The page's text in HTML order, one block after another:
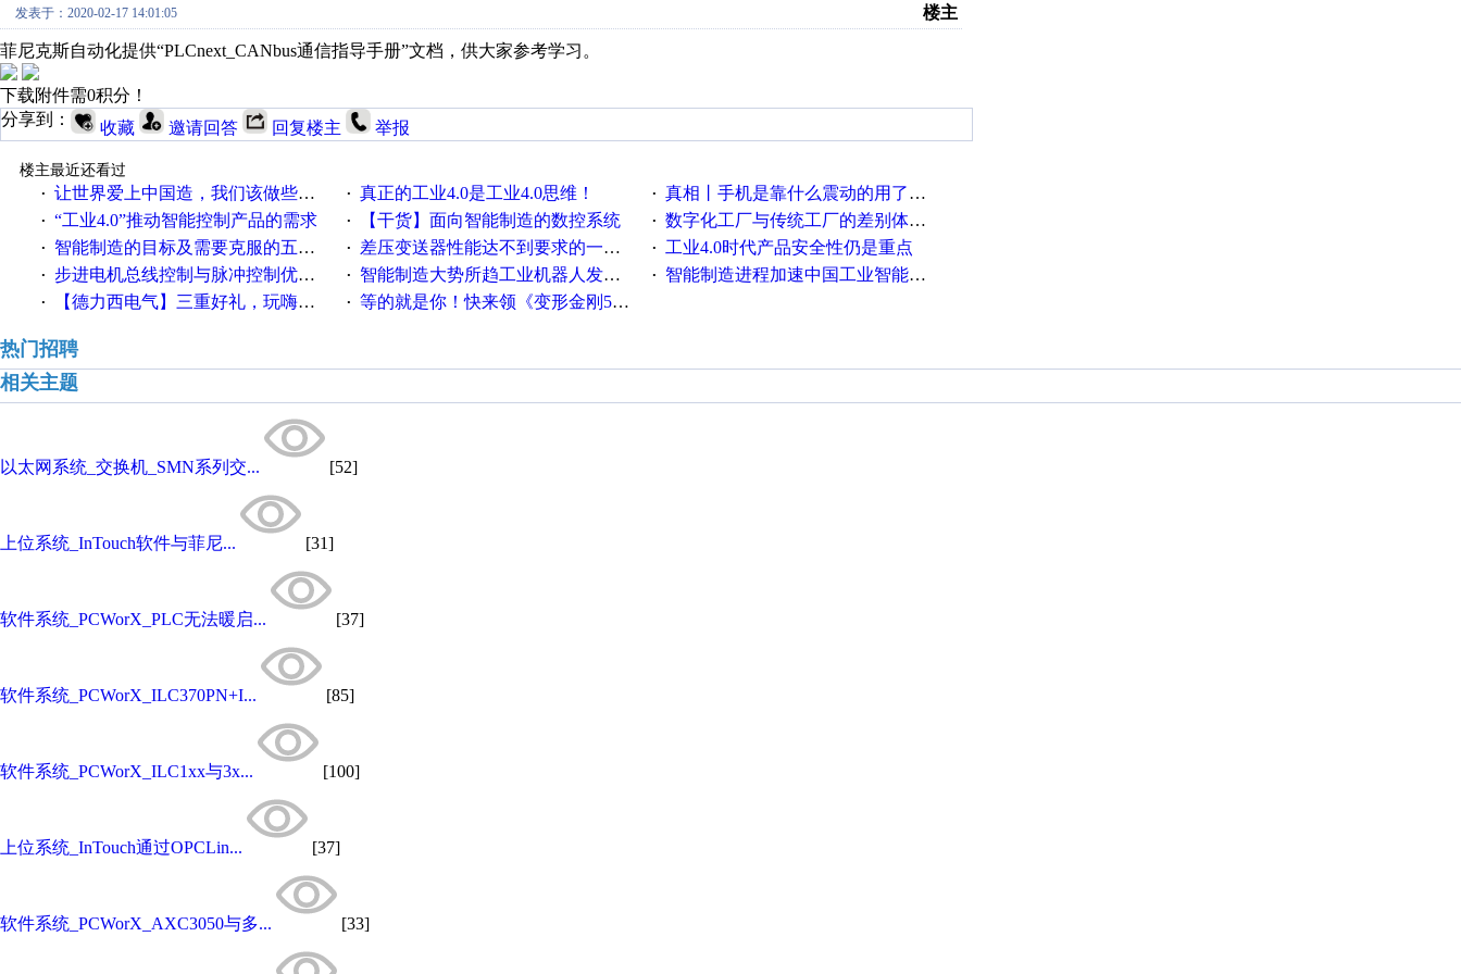
发表于：2020-02-17 14:01:05 楼主
菲尼克斯自动化提供“PLCnext_CANbus通信指导手册”文档，供大家参考学习。
下载附件需0积分！
分享到：
收藏 邀请回答 回复楼主 举报
楼主最近还看过
· 让世界爱上中国造，我们该做些什么 · 真正的工业4.0是工业4.0思维！ · 真相丨手机是靠什么震动的用了这么多年才知道！
· “工业4.0”推动智能控制产品的需求 · 【干货】面向智能制造的数控系统 · 数字化工厂与传统工厂的差别体现在哪里？
· 智能制造的目标及需要克服的五个障碍 · 差压变送器性能达不到要求的一些因素 · 工业4.0时代产品安全性仍是重点
· 步进电机总线控制与脉冲控制优缺点 · 智能制造大势所趋工业机器人发展迅猛 · 智能制造进程加速中国工业智能化之路发展趋势明显
· 【德力西电气】三重好礼，玩嗨夏日！ · 等的就是你！快来领《变形金刚5》观影券
热门招聘
相关主题
以太网系统_交换机_SMN系列交... [52]
上位系统_InTouch软件与菲尼... [31]
软件系统_PCWorX_PLC无法暖启... [37]
软件系统_PCWorX_ILC370PN+I... [85]
软件系统_PCWorX_ILC1xx与3x... [100]
上位系统_InTouch通过OPCLin... [37]
软件系统_PCWorX_AXC3050与多... [33]